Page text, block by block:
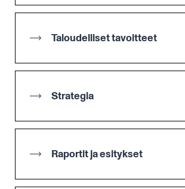
Taloudelliset tavoitteet
Strategia
Raportit ja esitykset